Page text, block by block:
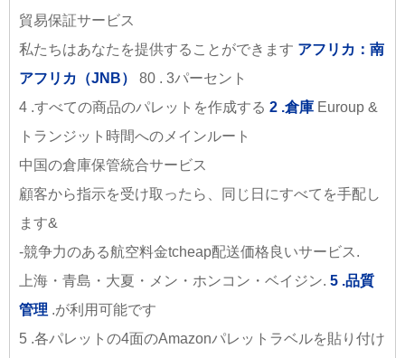
貿易保証サービス
私たちはあなたを提供することができます アフリカ：南
アフリカ（JNB）
80 . 3パーセント
4 .すべての商品のパレットを作成する 2 .倉庫 Euroup &
トランジット時間へのメインルート
中国の倉庫保管統合サービス
顧客から指示を受け取ったら、同じ日にすべてを手配し
ます&
-競争力のある航空料金tcheap配送価格良いサービス.
上海・青島・大夏・メン・ホンコン・ベイジン. 5 .品質
管理 .が利用可能です
5 .各パレットの4面のAmazonパレットラベルを貼り付け